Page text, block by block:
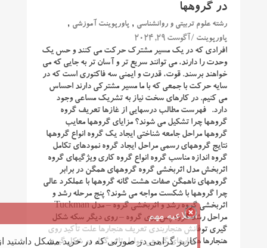
در گروهها
رشته علوم تربیتی و روانشناسی , پاورپوینت آموزشی ,
پاورپوینت / آگوست 29, 2024
افرادی که در یک مسیر مشترک حرکت می کنند و حس یک
وحدت را دارند، می توانند سریع تر و آسان تر به جایی که می
خواهند برسند. قوت، قدرت و ایمنی سه فاکتوری است که در
سایه حرکت با جمعی که با ما مسیر مشترکی دارند احساس
می کنیم. در کارهای سخت نیاز به تشریک مساعی وجود
دارد. فهرست مطالب درسهایی از غازها تعریف گروه
گروهها چرا تشکیل می شوند؟ مزایای گروهها معایب
گروهها مراحل جامعه شناختی ایجاد یک گروه انواع گروهها
نتایج گروههای رسمی مراحل ایجاد گروه نمودهای تکامل
گروه اندازه مناسب گروه انواع گروه کاری ویژگیهای گروه
اثربخش مدل اثربخشی گروه گروههای همگن در برابر
گروههای ناهمگن صفات هشت گانه گروهها با عملکرد عالی
چرا گروهها با شکست مواجه می شوند؟ پنج مرحله رشد و
اثربخشی گروه رشد و اثربخشی گروه – مدل Tuckman
مراحل رشد گروه پس روی گروه – روی دیگر سکه شکل
گیری توفانش هنجاربندی تعریف هنجارها علت تأکید روی
هنجارها هنجارهای گروهی عوامل تاثیرگذار در شکل گیری
اطلاعیه مهم
کاربر گرامی در صورتی که در خرید مشکل داشتید